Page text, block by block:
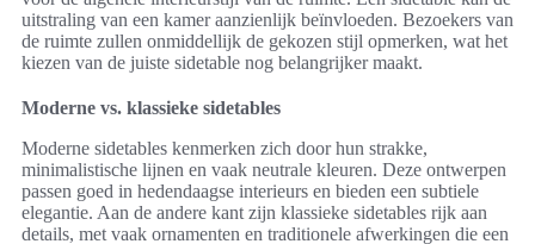
uitstraling van een kamer aanzienlijk beïnvloeden. Bezoekers van
de ruimte zullen onmiddellijk de gekozen stijl opmerken, wat het
kiezen van de juiste sidetable nog belangrijker maakt.
Moderne vs. klassieke sidetables
Moderne sidetables kenmerken zich door hun strakke,
minimalistische lijnen en vaak neutrale kleuren. Deze ontwerpen
passen goed in hedendaagse interieurs en bieden een subtiele
elegantie. Aan de andere kant zijn klassieke sidetables rijk aan
details, met vaak ornamenten en traditionele afwerkingen die een